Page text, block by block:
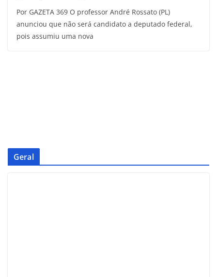
Por GAZETA 369 O professor André Rossato (PL)
anunciou que não será candidato a deputado federal,
pois assumiu uma nova
Geral